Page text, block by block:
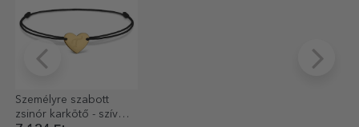
Személyre szabott
zsinór karkötő - szív